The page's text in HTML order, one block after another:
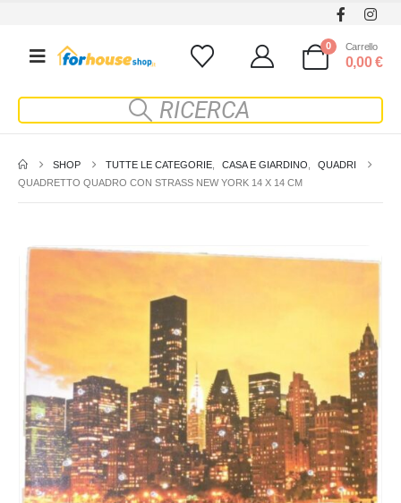
0 Carrello
0,00€
SHOP TUTTE LE CATEGORIE, CASA E GIARDINO
QUADRI
QUADRETTO QUADRO CON STRASS NEW YORK 14 X 14 CM